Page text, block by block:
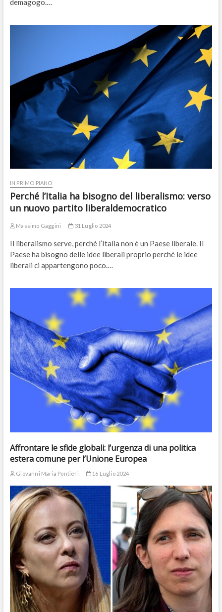
demagogo.…
IN PRIMO PIANO
Perché l’Italia ha bisogno del liberalismo: verso
un nuovo partito liberaldemocratico
Massimo Gaggini 31 Luglio 2024
Il liberalismo serve, perché l’Italia non è un Paese liberale. Il
Paese ha bisogno delle idee liberali proprio perché le idee
liberali ci appartengono poco.…
Affrontare le sfide globali: l’urgenza di una politica
estera comune per l’Unione Europea
Giovanni Maria Pontieri 16 Luglio 2024